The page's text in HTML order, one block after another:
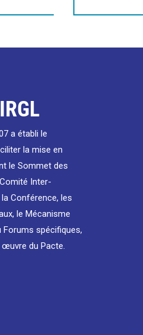
a établi le
la mise en
le Sommet des
Inter-
Conférence, les
le Mécanisme
spécifiques,
du Pacte.